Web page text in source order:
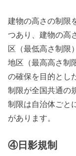
建物の高さの制限
つあり、建物の高
区（最低高さ制限
地区（最高高さ制
の確保を目的とし
制限が全国共通の
制限は自治体ごと
があります。
④日影規制